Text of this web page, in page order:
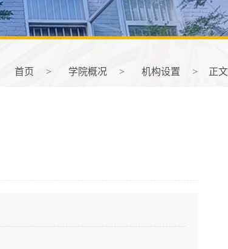
首页 > 学院概况 > 机构设置 > 正文